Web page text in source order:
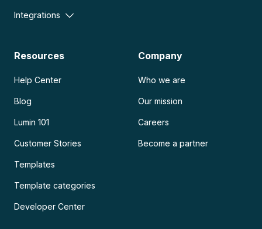
Integrations
Resources
Help Center
Blog
Lumin 101
Customer Stories
Templates
Template categories
Developer Center
Company
Who we are
Our mission
Careers
Become a partner